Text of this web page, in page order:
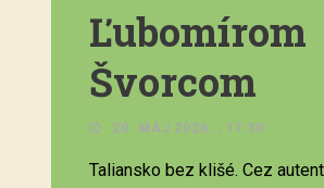
Ľubomírom
Švorcom
20. MÁJ 2026. , 17:30
Taliansko bez klišé. Cez